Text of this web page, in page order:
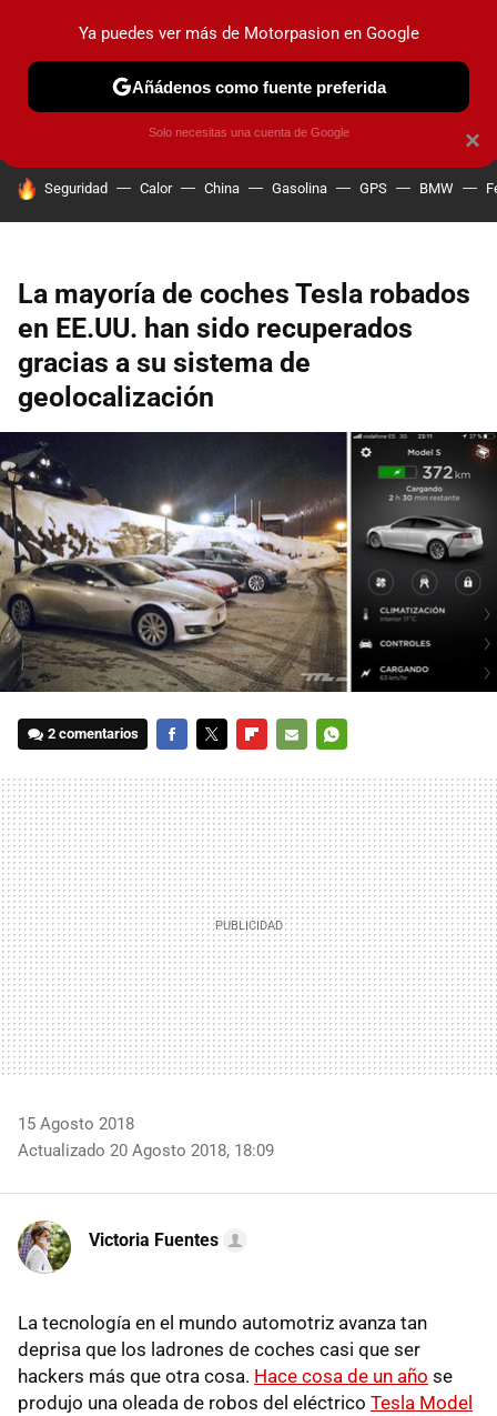
PRUEBAS COCHES ELÉCTRICOS OBSERVATORIO
HOY SE HABLA DE
Seguridad Calor China Gasolina GPS BMW
La mayoría de coches Tesla robados
en EE.UU. han sido recuperados
gracias a su sistema de
geolocalización
2 comentarios
MAIL
15 Agosto 2018
Actualizado 20 Agosto 2018, 18:09
Victoria Fuentes
La tecnología en el mundo automotriz avanza tan
deprisa que los ladrones de coches casi que ser
hackers más que otra cosa. Hace cosa de un año se
produjo una oleada de robos del eléctrico Tesla Model
×
Ya puedes ver más de Motorpasion en Google
Añádenos como fuente preferida
Solo necesitas una cuenta de Google